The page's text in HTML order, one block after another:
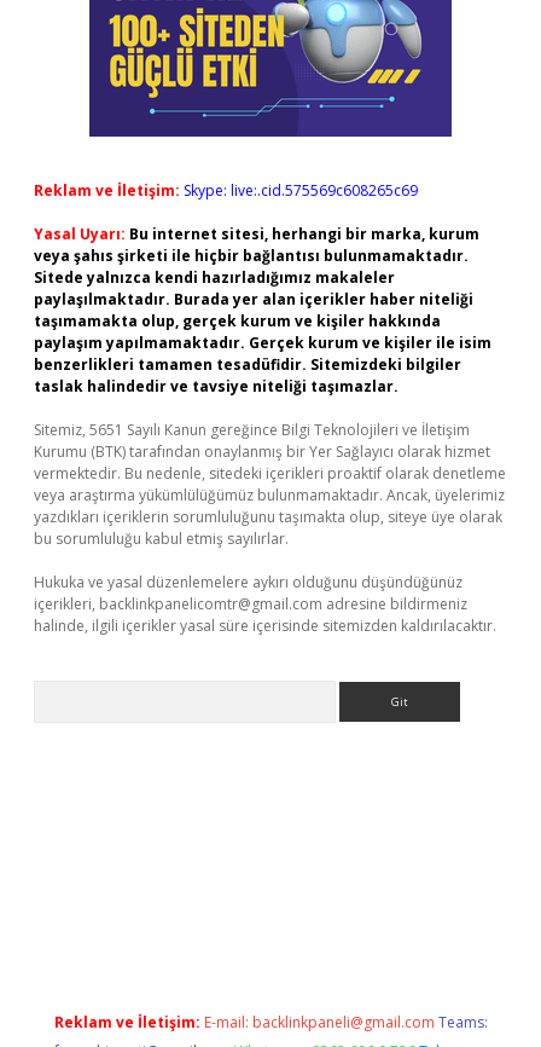
Reklam ve İletişim: Skype: live:.cid.575569c608265c69
Yasal Uyarı: Bu internet sitesi, herhangi bir marka, kurum
veya şahıs şirketi ile hiçbir bağlantısı bulunmamaktadır.
Sitede yalnızca kendi hazırladığımız makaleler
paylaşılmaktadır. Burada yer alan içerikler haber niteliği
taşımamakta olup, gerçek kurum ve kişiler hakkında
paylaşım yapılmamaktadır. Gerçek kurum ve kişiler ile isim
benzerlikleri tamamen tesadüfidir. Sitemizdeki bilgiler
taslak halindedir ve tavsiye niteliği taşımazlar.
Sitemiz, 5651 Sayılı Kanun gereğince Bilgi Teknolojileri ve İletişim
Kurumu (BTK) tarafından onaylanmış bir Yer Sağlayıcı olarak hizmet
vermektedir. Bu nedenle, sitedeki içerikleri proaktif olarak denetleme
veya araştırma yükümlülüğümüz bulunmamaktadır. Ancak, üyelerimiz
yazdıkları içeriklerin sorumluluğunu taşımakta olup, siteye üye olarak
bu sorumluluğu kabul etmiş sayılırlar.
Hukuka ve yasal düzenlemelere aykırı olduğunu düşündüğünüz
içerikleri, backlinkpanelicomtr@gmail.com adresine bildirmeniz
halinde, ilgili içerikler yasal süre içerisinde sitemizden kaldırılacaktır.
Reklam ve İletişim: E-mail: backlinkpaneli@gmail.com Teams: